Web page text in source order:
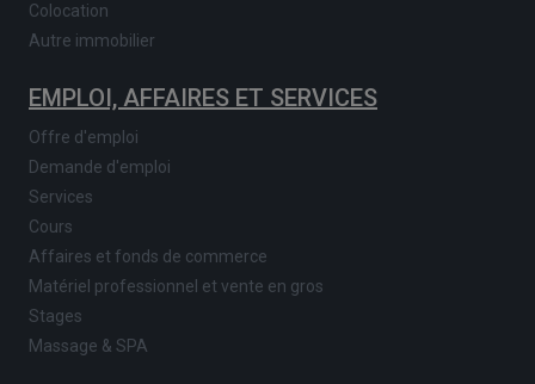
Colocation
Autre immobilier
EMPLOI, AFFAIRES ET SERVICES
Offre d'emploi
Demande d'emploi
Services
Cours
Affaires et fonds de commerce
Matériel professionnel et vente en gros
Stages
Massage & SPA